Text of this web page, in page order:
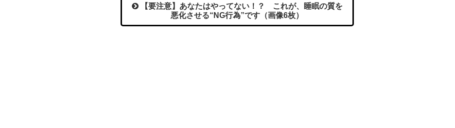
【要注意】あなたはやってない！？ これが、睡眠の質を
悪化させる“NG行為”です（画像6枚）